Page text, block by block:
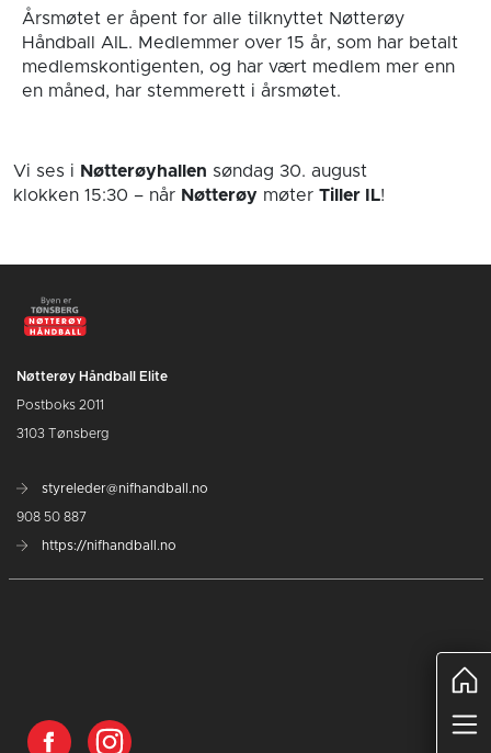
Årsmøtet er åpent for alle tilknyttet Nøtterøy
Håndball AIL. Medlemmer over 15 år, som har betalt
medlemskontigenten, og har vært medlem mer enn
en måned, har stemmerett i årsmøtet.
Vi ses i Nøtterøyhallen søndag 30. august
klokken 15:30 – når Nøtterøy møter Tiller IL!
Nøtterøy Håndball Elite
Postboks 2011
3103 Tønsberg
styreleder@nifhandball.no
908 50 887
https://nifhandball.no